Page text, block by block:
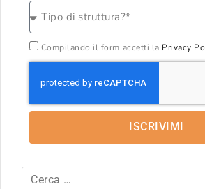
Compilando il form accetti la Privacy
ISCRIVIMI